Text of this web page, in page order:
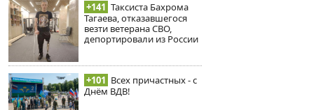
+141 Таксиста Бахрома
Тагаева, отказавшегося
везти ветерана СВО,
депортировали из России
+101 Всех причастных - с
Днём ВДВ!